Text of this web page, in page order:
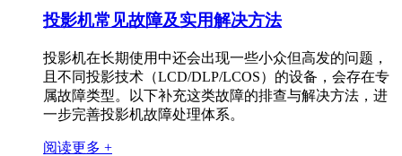
投影机常见故障及实用解决方法
投影机在长期使用中还会出现一些小众但高发的问题，
且不同投影技术（LCD/DLP/LCOS）的设备，会存在专
属故障类型。以下补充这类故障的排查与解决方法，进
一步完善投影机故障处理体系。
阅读更多 +